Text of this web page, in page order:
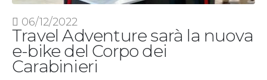
06/12/2022
Travel Adventure sarà la nuova
e-bike del Corpo dei
Carabinieri